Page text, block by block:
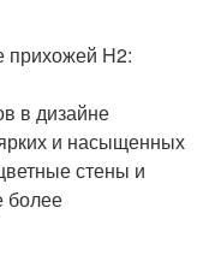
прихожей H2:
в дизайне
и насыщенных
стены и
более